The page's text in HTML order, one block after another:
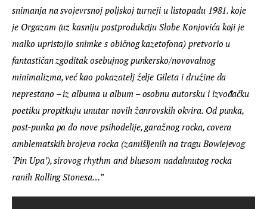
snimanja na svojevrsnoj poljskoj turneji u listopadu 1981. koje
je Orgazam (uz kasniju postprodukciju Slobe Konjovića koji je
malko upristojio snimke s običnog kazetofona) pretvorio u
fantastičan zgoditak osebujnog punkersko/novovalnog
minimalizma, već kao pokazatelj želje Gileta i družine da
neprestano – iz albuma u album – osobnu autorsku i izvođačku
poetiku propitkuju unutar novih žanrovskih okvira. Od punka,
post-punka pa do nove psihodelije, garažnog rocka, covera
amblematskih brojeva rocka (zamišljenih na tragu Bowiejevog
‘Pin Upa’), sirovog rhythm and bluesom nadahnutog rocka
ranih Rolling Stonesa…”